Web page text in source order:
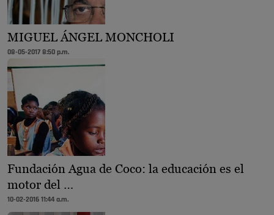
MIGUEL ÁNGEL MONCHOLI
08-05-2017 8:50 p.m.
Fundación Agua de Coco: la educación es el
motor del …
10-02-2016 11:44 a.m.